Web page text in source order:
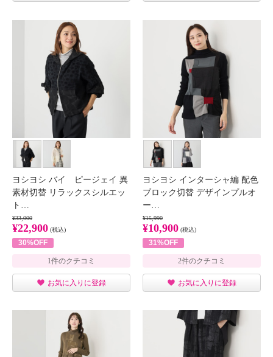
ヨシヨシ バイ ピージェイ 異
素材切替 リラックスシルエッ
ト…
¥33,000
¥22,900 (税込)
30%OFF
1件のクチコミ
お気に入りに登録
ヨシヨシ インターシャ編 配色
ブロック切替 デザインプルオ
ー…
¥15,990
¥10,900 (税込)
31%OFF
2件のクチコミ
お気に入りに登録